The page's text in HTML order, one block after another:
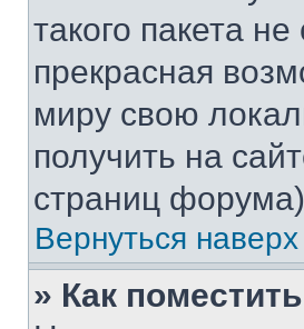
такого пакета
прекрасная
миру свою
получить на
страниц
Вернуться наверх
» Как